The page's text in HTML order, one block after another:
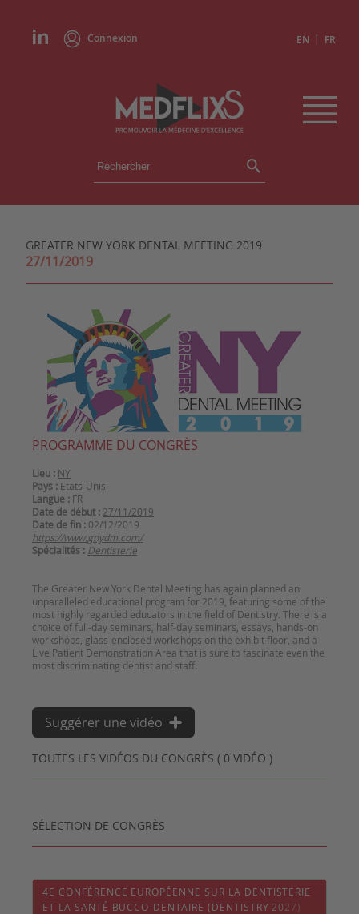
Connexion EN | FR
ÉVÉNEMENTS
INSTITUTIONS
EXPERTS
REVUES DE PRESSE
CONGRÈS EN RÉSUMÉ
GREATER NEW YORK DENTAL MEETING 2019
27/11/2019
PROGRAMME DU CONGRÈS
Lieu : NY
Pays : Etats-Unis
Langue : FR
Date de début : 27/11/2019
Date de fin : 02/12/2019
https://www.gnydm.com/
Spécialités : Dentisterie
The Greater New York Dental Meeting has again planned an
unparalleled educational program for 2019, featuring some of the
most highly regarded educators in the field of Dentistry. There is a
choice of full-day seminars, half-day seminars, essays, hands-on
workshops, glass-enclosed workshops on the exhibit floor, and a
Live Patient Demonstration Area that is sure to fascinate even the
TOUTES LES VIDÉOS DU CONGRÈS ( 0 VIDÉO )
Suggérer une vidéo
SÉLECTION DE CONGRÈS
4E CONFÉRENCE EUROPÉENNE SUR LA DENTISTERIE
ET LA SANTÉ BUCCO-DENTAIRE (DENTISTRY 2027)